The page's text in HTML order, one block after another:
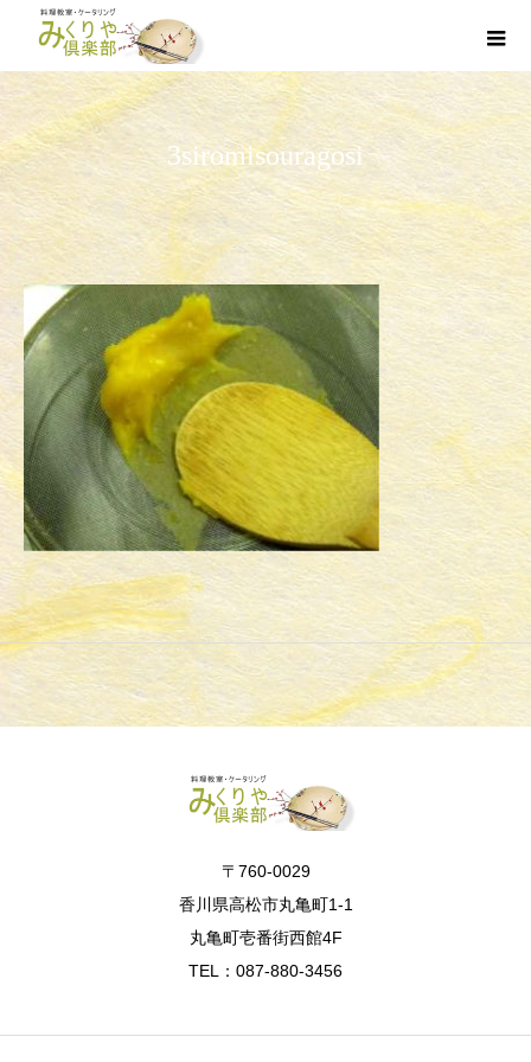
3siromisouragosi
〒760-0029
香川県高松市丸亀町1-1
丸亀町壱番街西館4F
TEL：087-880-3456